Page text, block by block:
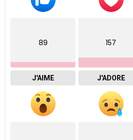
89
J'AIME
157
J'ADORE